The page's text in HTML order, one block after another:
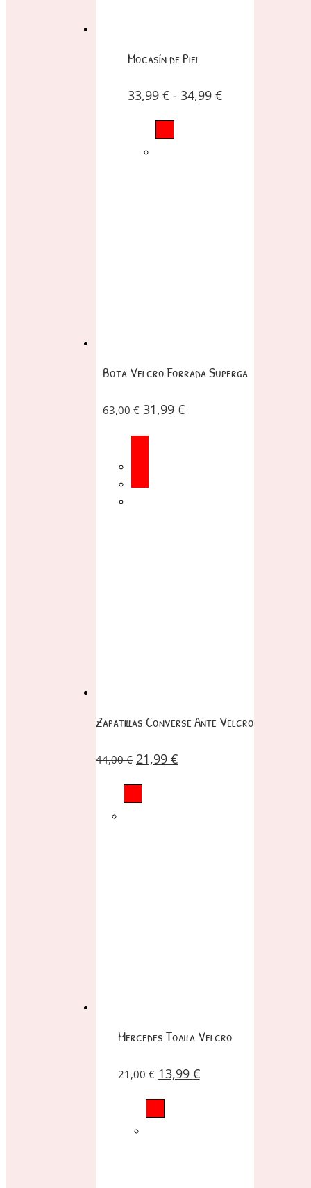
Mocasín de Piel
33,99 € - 34,99 €
Bota Velcro Forrada Superga
63,00€ 31,99 €
Zapatillas Converse Ante Velcro
44,00€ 21,99 €
Mercedes Toalla Velcro
21,00€ 13,99 €